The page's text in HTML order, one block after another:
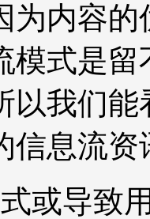
为内容
模式是
以我们
信息流
或导致